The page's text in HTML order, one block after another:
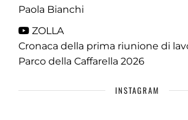
Paola Bianchi
ZOLLA
Cronaca della prima riunione di
Parco della Caffarella 2026
INSTAGRAM